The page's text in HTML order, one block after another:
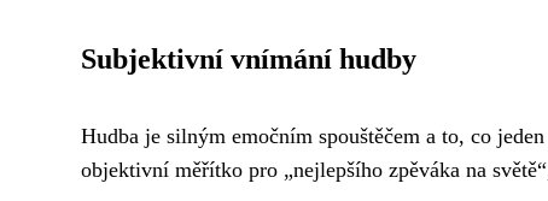
Subjektivní vnímání hudby
Hudba je silným emočním spouštěčem a to, co
objektivní měřítko pro „nejlepšího zpěváka na